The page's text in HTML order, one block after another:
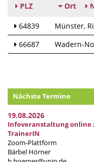
PLZ Ort
64839 Münster
66687
Wadern-
Nächste Termine
19.08.2026
Infoveranstaltung online
TrainerIN
Zoom-Plattform
Bärbel Hörner